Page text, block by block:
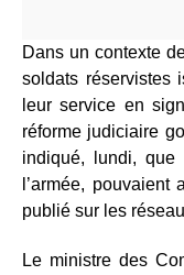
Dans un contexte
soldats réservistes
leur service en
réforme judiciaire
indiqué, lundi,
l’armée,
publié sur les
Le ministre des